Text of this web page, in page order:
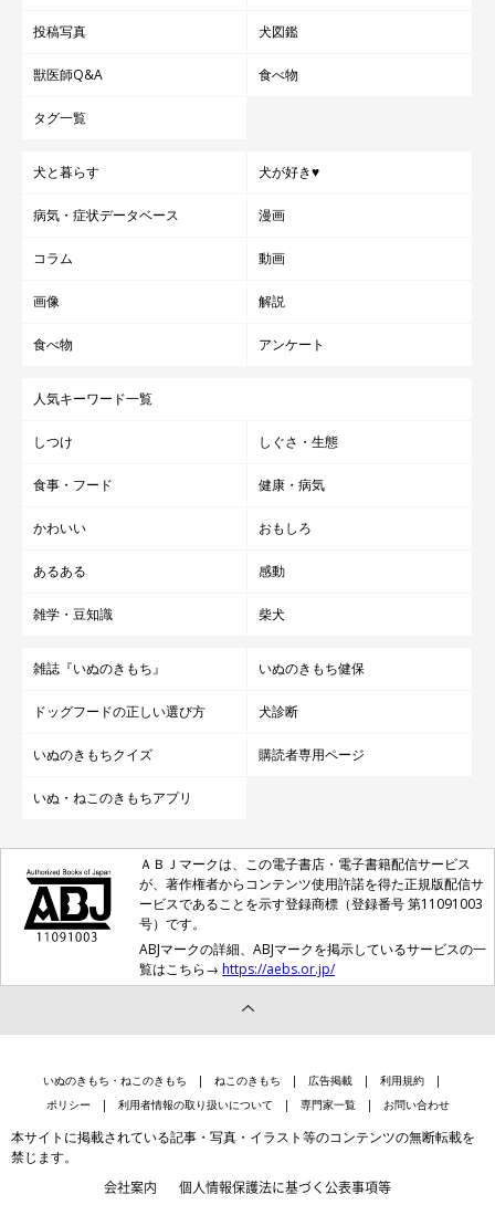
投稿写真 犬図鑑
獣医師Q&A 食べ物
タグ一覧
犬と暮らす 犬が好き♥
病気・症状データベース 漫画
コラム 動画
画像 解説
食べ物 アンケート
人気キーワード一覧
しつけ しぐさ・生態
食事・フード 健康・病気
かわいい おもしろ
あるある 感動
雑学・豆知識 柴犬
雑誌『いぬのきもち』 いぬのきもち健保
ドッグフードの正しい選び方 犬診断
いぬのきもちクイズ 購読者専用ページ
いぬ・ねこのきもちアプリ
ＡＢＪマークは、この電子書店・電子書籍配信サービス
が、著作権者からコンテンツ使用許諾を得た正規版配信サ
ービスであることを示す登録商標（登録番号 第11091003
号）です。
ABJマークの詳細、ABJマークを掲示しているサービスの一
覧はこちら→ https://aebs.or.jp/
いぬのきもち・ねこのきもち ねこのきもち 広告掲載
利用規約
ポリシー
利用者情報の取り扱いについて 専門家一覧 お問い合わせ
本サイトに掲載されている記事・写真・イラスト等のコンテンツの無断転載を
禁じます。
会社案内 個人情報保護法に基づく公表事項等